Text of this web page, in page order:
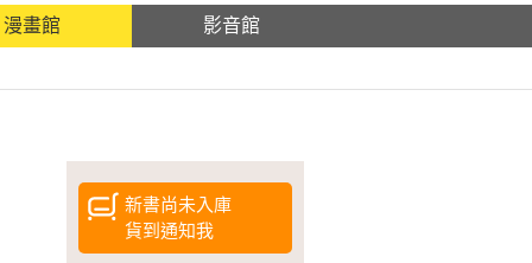
漫畫館 影音館
新書尚未入庫
貨到通知我